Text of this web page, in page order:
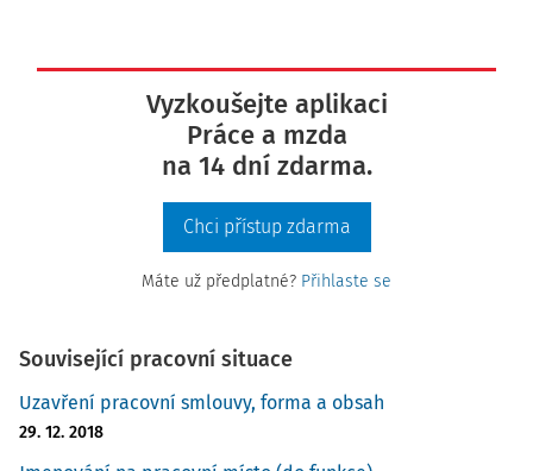
Vyzkoušejte aplikaci
Práce a mzda
na 14 dní zdarma.
Chci přístup zdarma
Máte už předplatné? Přihlaste se
Související pracovní situace
Uzavření pracovní smlouvy, forma a obsah
29. 12. 2018